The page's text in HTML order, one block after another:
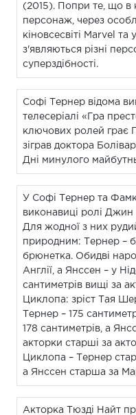
(2015). Попри те, що в
персонаж, через
кіновсесвіті Marvel та
з'являються різні
суперздібності.
Софі Тернер відома
телесеріалі «Гра
ключових ролей грає
зіграв доктора
Дні минулого
У Софі Тернер та
виконавиці ролі Джин
Для жодної з них
природним: Тернер –
брюнетка. Обидві
Англії, а Янссен – у
сантиметрів вищі за
Циклопа: зріст Тая
Тернер – 175
178 сантиметрів, а
акторки старші за
Циклопа – Тернер
а Янссен старша за
Акторка Тюздi Найт